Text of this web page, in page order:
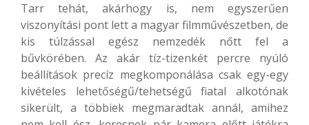
Tarr tehát, akárhogy is, nem egyszerűen
viszonyítási pont lett a magyar filmművészetben, de
kis túlzással egész nemzedék nőtt fel a
bűvkörében. Az akár tíz-tizenkét percre nyúló
beállítások precíz megkomponálása csak egy-egy
kivételes lehetőségű/tehetségű fiatal alkotónak
sikerült, a többiek megmaradtak annál, amihez